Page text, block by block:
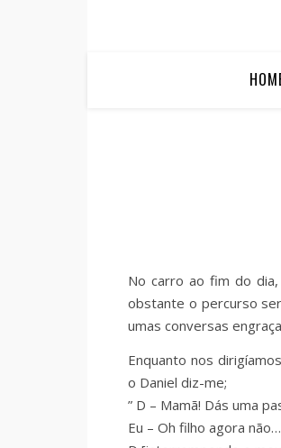
No carro ao fim do
obstante o percurso
umas conversas
Enquanto nos
o Daniel diz-me;
” D – Mamã! Dás uma
Eu – Oh filho agora